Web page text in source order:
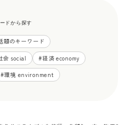
ドから探す
題のキーワード
会 social #経済 economy
#環境 environment